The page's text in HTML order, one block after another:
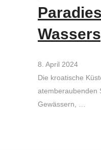
8. April 2024
Die kroatische
atemberaubenden
Gewässern, …